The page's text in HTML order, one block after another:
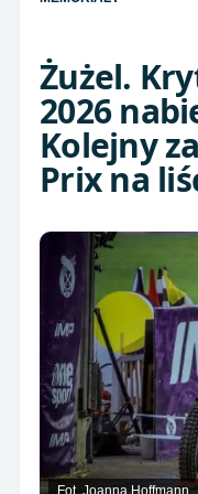
Żużel.
2026
Kolejny
Prix na
Fot. Joanna Hoffmann